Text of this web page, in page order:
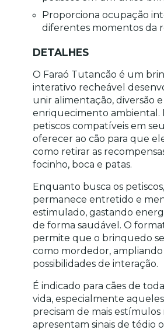
Proporciona ocupação
diferentes momentos da
DETALHES
O Faraó Tutancão é um
interativo recheável
unir alimentação, diversão e
enriquecimento ambiental.
petiscos compatíveis em
oferecer ao cão para que
como retirar as
focinho, boca e patas.
Enquanto busca os
permanece entretido e
estimulado, gastando
de forma saudável. O
permite que o brinquedo
como mordedor, ampliando
possibilidades de interação.
É indicado para cães de
vida, especialmente
precisam de mais estímulos
apresentam sinais de tédio